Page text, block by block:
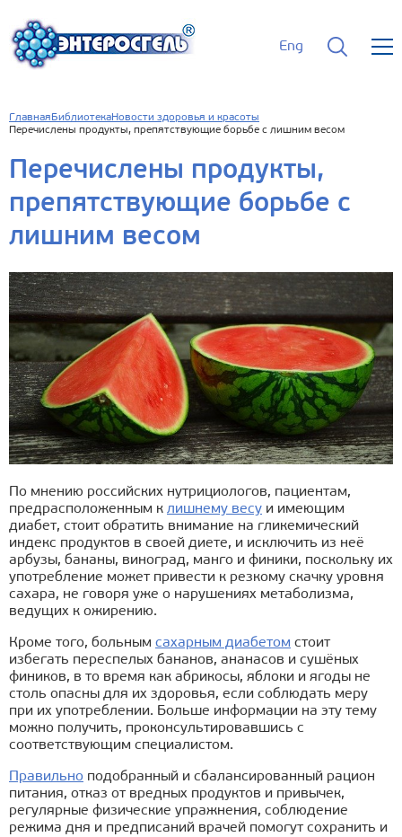
Eng
Главная БиблиотекаНовости здоровья и красоты
Перечислены продукты, препятствующие борьбе с лишним весом
Перечислены продукты,
препятствующие борьбе с
лишним весом
По мнению российских нутрициологов, пациентам,
предрасположенным к лишнему весу и имеющим
диабет, стоит обратить внимание на гликемический
индекс продуктов в своей диете, и исключить из неё
арбузы, бананы, виноград, манго и финики, поскольку их
употребление может привести к резкому скачку уровня
сахара, не говоря уже о нарушениях метаболизма,
ведущих к ожирению.
Кроме того, больным сахарным диабетом стоит
избегать переспелых бананов, ананасов и сушёных
фиников, в то время как абрикосы, яблоки и ягоды не
столь опасны для их здоровья, если соблюдать меру
при их употреблении. Больше информации на эту тему
можно получить, проконсультировавшись с
соответствующим специалистом.
Правильно подобранный и сбалансированный рацион
питания, отказ от вредных продуктов и привычек,
регулярные физические упражнения, соблюдение
режима дня и предписаний врачей помогут сохранить и